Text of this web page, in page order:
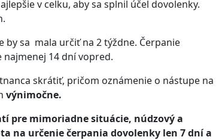
v celku, aby sa splnil účel dovolenky.
by sa mala určiť na 2 týždne. Čerpanie
14 dní vopred.
skrátiť, pričom oznámenie o nástupe na
výnimočne.
pre mimoriadne situácie, núdzový a
na určenie čerpania dovolenky len 7 dní a